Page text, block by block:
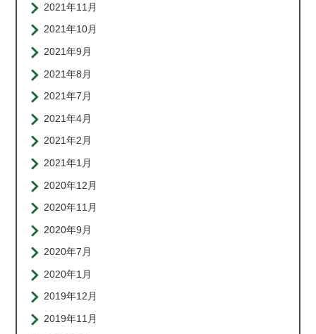
2021年11月
2021年10月
2021年9月
2021年8月
2021年7月
2021年4月
2021年2月
2021年1月
2020年12月
2020年11月
2020年9月
2020年7月
2020年1月
2019年12月
2019年11月